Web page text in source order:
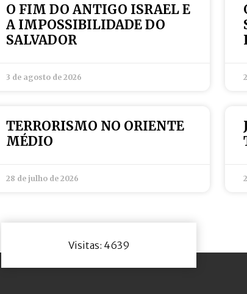
O FIM DO ANTIGO ISRAEL E
A IMPOSSIBILIDADE DO
SALVADOR
3 de agosto de 2026
TERRORISMO NO ORIENTE
MÉDIO
28 de julho de 2026
Visitas: 4639